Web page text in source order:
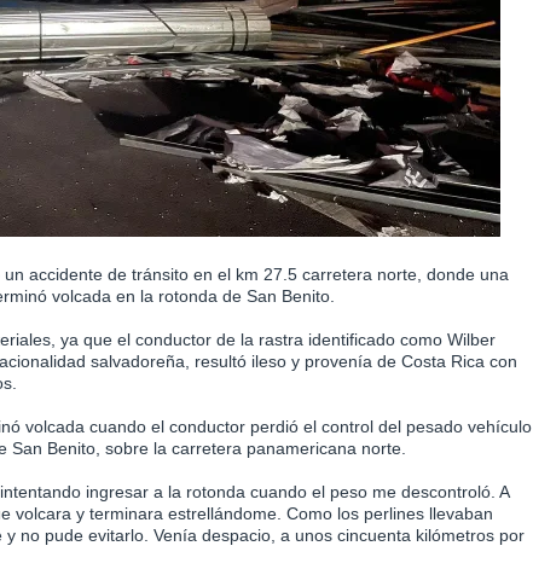
accidente de tránsito en el km 27.5 carretera norte, donde una
volcada en la rotonda de San Benito.
ya que el conductor de la rastra identificado como Wilber
salvadoreña, resultó ileso y provenía de Costa Rica con
volcada cuando el conductor perdió el control del pesado vehículo
Benito, sobre la carretera panamericana norte.
ingresar a la rotonda cuando el peso me descontroló. A
volcara y terminara estrellándome. Como los perlines llevaban
no pude evitarlo. Venía despacio, a unos cincuenta kilómetros por